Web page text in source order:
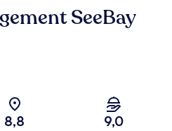
SeeBay
8,8 9,0